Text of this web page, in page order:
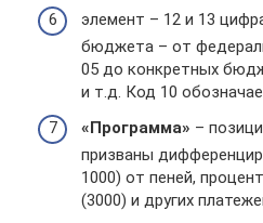
элемент – 12 и 13
бюджета – от
05 до конкретных
и т.д. Код 10
«Программа» –
призваны
1000) от пеней,
(3000) и других